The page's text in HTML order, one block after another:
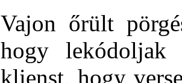
Vajon őrült
hogy
klienst, hogy